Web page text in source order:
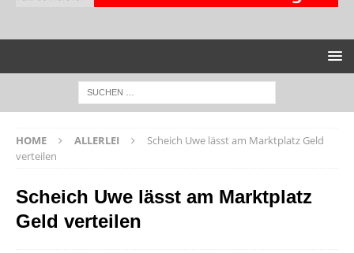
HOME ALLERLEI
Scheich Uwe lässt am Marktplatz Geld
verteilen
Scheich Uwe lässt am Marktplatz
Geld verteilen